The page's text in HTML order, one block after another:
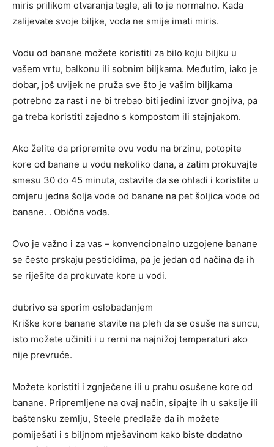
miris prilikom otvaranja tegle, ali to je normalno. Kada
zalijevate svoje biljke, voda ne smije imati miris.
Vodu od banane možete koristiti za bilo koju biljku u
vašem vrtu, balkonu ili sobnim biljkama. Međutim, iako je
dobar, još uvijek ne pruža sve što je vašim biljkama
potrebno za rast i ne bi trebao biti jedini izvor gnojiva, pa
ga treba koristiti zajedno s kompostom ili stajnjakom.
Ako želite da pripremite ovu vodu na brzinu, potopite
kore od banane u vodu nekoliko dana, a zatim prokuvajte
smesu 30 do 45 minuta, ostavite da se ohladi i koristite u
omjeru jedna šolja vode od banane na pet šoljica vode od
banane. . Obična voda.
Ovo je važno i za vas – konvencionalno uzgojene banane
se često prskaju pesticidima, pa je jedan od načina da ih
se riješite da prokuvate kore u vodi.
đubrivo sa sporim oslobađanjem
Kriške kore banane stavite na pleh da se osuše na suncu,
isto možete učiniti i u rerni na najnižoj temperaturi ako
nije prevruće.
Možete koristiti i zgnječene ili u prahu osušene kore od
banane. Pripremljene na ovaj način, sipajte ih u saksije ili
baštensku zemlju, Steele predlaže da ih možete
pomiješati i s biljnom mješavinom kako biste dodatno